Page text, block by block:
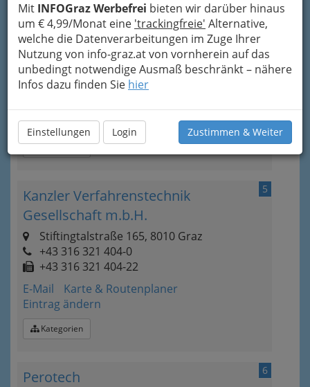
Mit INFOGraz Werbefrei bieten wir darüber hinaus
um € 4,99/Monat eine 'trackingfreie' Alternative,
welche die Datenverarbeitungen im Zuge Ihrer
Nutzung von info-graz.at von vornherein auf das
unbedingt notwendige Ausmaß beschränkt – nähere
Infos dazu finden Sie hier
Einstellungen Login Zustimmen & Weiter
4
Ingenieurbüro
St.-Veiter-Straße 11, 8045 Graz
+43 316 694 77 70
+43 316 694 77 75
E-Mail
Karte & Routenplaner
Eintrag ändern
Kategorien
5
Kanzler Verfahrenstechnik
Gesellschaft m.b.H.
Stiftingtalstraße 165, 8010 Graz
+43 316 321 404-0
+43 316 321 404-22
E-Mail
Karte & Routenplaner
Eintrag ändern
Kategorien
6
Perotech